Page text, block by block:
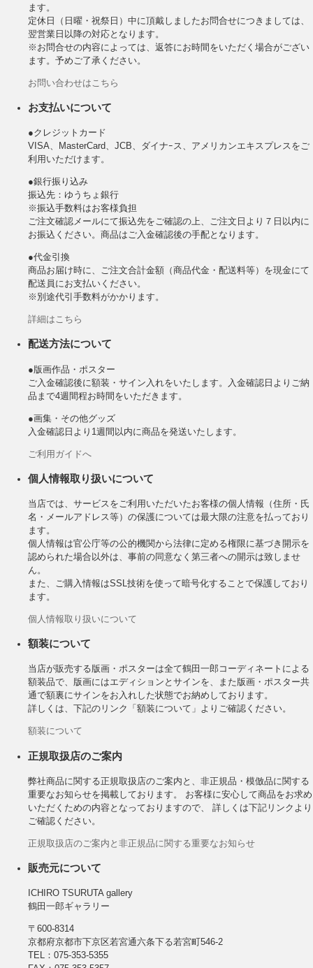
ます。
定休日（日曜・祝祭日）中に頂戴しましたお問合せにつきましては、
翌営業日以降の対応となります。
※お問合せの内容によっては、返答にお時間をいただく場合がござい
ます。予めご了承ください。
お問い合わせはこちら
お支払いについて
●クレジットカード
VISA、MasterCard、JCB、ダイナｰス、アメリカンエキスプレスをご
利用いただけます。
●銀行振り込み
振込先：ゆうちょ銀行
※振込手数料はお客様負担
ご注文確認メールにて振込先をご確認の上、ご注文日より７日以内に
お振込ください。商品はご入金確認後の手配となります。
●代金引換
商品お届け時に、ご注文合計金額（商品代金・配送料等）を現金にて
配送員にお支払いください。
※別途代引手数料がかかります。
詳細はこちら
配送方法について
●版画作品・ポスター
ご入金確認後に額装・サイン入れをいたします。入金確認日よりご納
品まで4週間程お時間をいただきます。
●画集・その他グッズ
入金確認日より1週間以内に商品を発送いたします。
ご利用ガイドへ
個人情報取り扱いについて
当店では、サービスをご利用いただいたお客様の個人情報（住所・氏
名・メールアドレス等）の保護については最大限の注意を払っており
ます。
個人情報は官公庁等の公的機関から法律に定める権限に基づき開示を
認められた場合以外は、事前の同意なく第三者への開示は致しませ
ん。
また、ご購入情報はSSL技術を使って暗号化することで保護しており
ます。
個人情報取り扱いについて
額装について
当店が販売する版画・ポスターは全て鶴田一郎コーディネートによる
額装品で、版画にはエディションとサインを、また版画・ポスター共
通で額裏にサインをお入れした状態でお納めしております。
詳しくは、下記のリンク「額装について」よりご確認ください。
額装について
正規取扱店のご案内
弊社商品に関する正規取扱店のご案内と、非正規品・模倣品に関する
重要なお知らせを掲載しております。 お客様に安心して商品をお求め
いただくための内容となっておりますので、 詳しくは下記リンクより
ご確認ください。
正規取扱店のご案内と非正規品に関する重要なお知らせ
販売元について
ICHIRO TSURUTA gallery
鶴田一郎ギャラリー
〒600-8314
京都府京都市下京区若宮通六条下る若宮町546-2
TEL：075-353-5355